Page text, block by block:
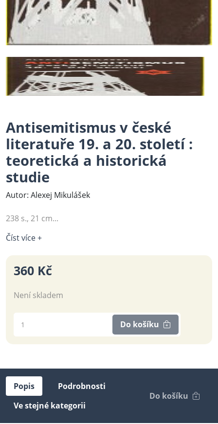
Antisemitismus v české
literatuře 19. a 20. století :
teoretická a historická
studie
Autor: Alexej Mikulášek
238 s., 21 cm...
Číst více +
360 Kč
Není skladem
Do košíku
Popis
Podrobnosti
Ve stejné kategorii
Do košíku